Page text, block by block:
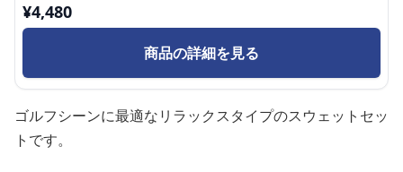
¥4,480
商品の詳細を見る
ゴルフシーンに最適なリラックスタイプのスウェットセッ
トです。